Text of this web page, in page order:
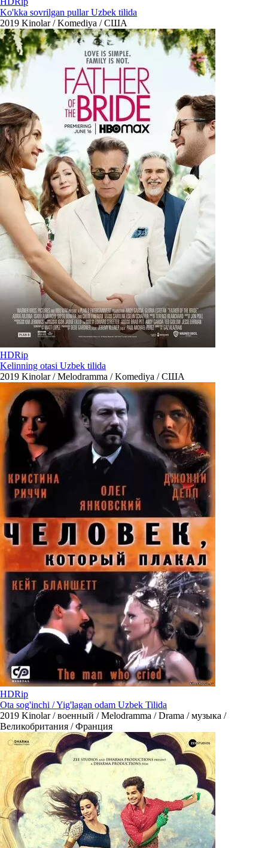
Ko'kka sovrilgan pullar Uzbek tilida
2019 Kinolar / Komediya / США
HDRip
Kelinning otasi Uzbek tilida
2019 Kinolar / Melodramma / Komediya / США
HDRip
Ota sog'inchi / Yig'lagan odam Uzbek Tilida
2019 Kinolar / военный / Melodramma / Drama / музыка /
Великобритания / Франция